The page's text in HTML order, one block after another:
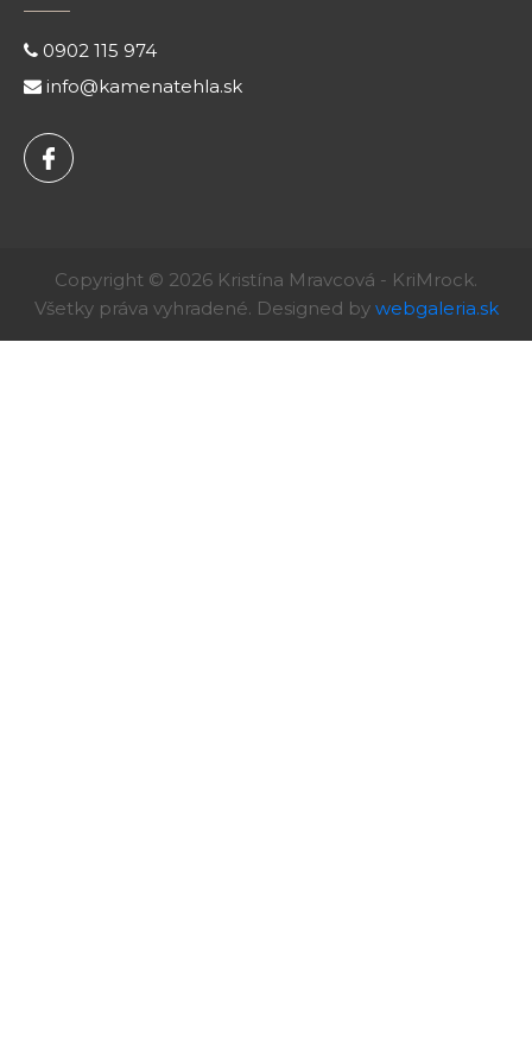
0902 115 974
info@kamenatehla.sk
Copyright © 2026 Kristína Mravcová - KriMrock.
Všetky práva vyhradené. Designed by webgaleria.sk